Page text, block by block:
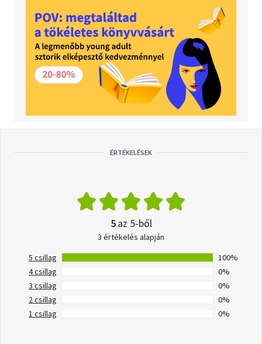
ÉRTÉKELÉSEK
5az 5-ből
3 értékelés alapján
5 csillag
100%
4 csillag
0%
3 csillag
0%
2 csillag
0%
1 csillag
0%